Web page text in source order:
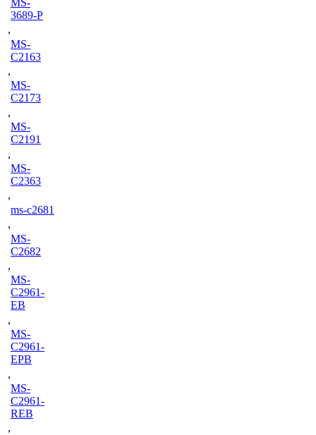
3689-P
,
MS-
C2163
,
MS-
C2173
,
MS-
C2191
,
MS-
C2363
,
ms-c2681
,
MS-
C2682
,
MS-
C2961-
EB
,
MS-
C2961-
EPB
,
MS-
C2961-
REB
,